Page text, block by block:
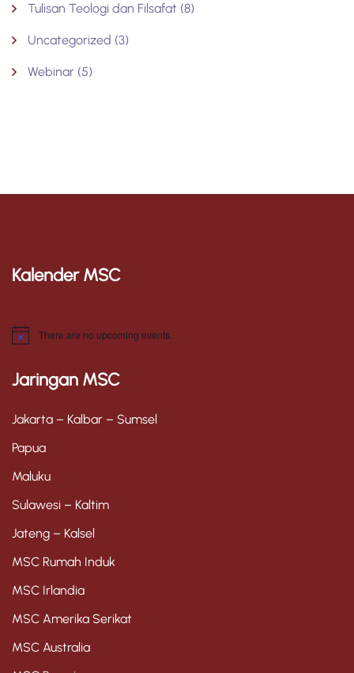
Tulisan Teologi dan Filsafat (8)
Uncategorized (3)
Webinar (5)
Kalender MSC
N
c
There are no upcoming events.
Jaringan MSC
Jakarta – Kalbar – Sumsel
Papua
Maluku
Sulawesi – Kaltim
Jateng – Kalsel
MSC Rumah Induk
MSC Irlandia
MSC Amerika Serikat
MSC Australia